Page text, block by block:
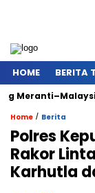
HOME BERITA
Home / Berita
Polres
Rakor
Karhutla